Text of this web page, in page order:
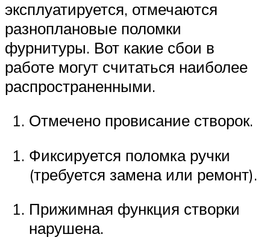
эксплуатируется, отмечаются
разноплановые поломки
фурнитуры. Вот какие сбои в
работе могут считаться наиболее
распространенными.
Отмечено провисание створок.
Фиксируется поломка ручки
(требуется замена или ремонт).
Прижимная функция створки
нарушена.